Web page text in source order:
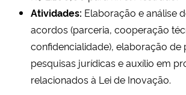
Banco Central do Brasil
Atividades: Elaboração e análise
acordos (parceria, cooperação
confidencialidade), elaboração de
pesquisas jurídicas e auxílio em
relacionados à Lei de Inovação.